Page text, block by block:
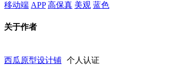
移动端 APP 高保真 美观 蓝色
关于作者
西瓜原型设计铺
个人认证